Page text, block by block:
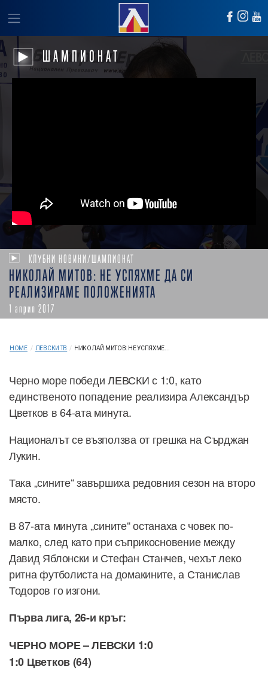
ШАМПИОНАТ
КЛУБНИ НОВИНИ/ШАМПИОНАТ
НИКОЛАЙ МИТОВ: НЕ УСПЯХМЕ ДА СИ
РЕАЛИЗИРАМЕ ПОЛОЖЕНИЯТА
1 април 2017
HOME / ЛЕВСКИ ТВ / НИКОЛАЙ МИТОВ: НЕ УСПЯХМЕ...
Черно море победи ЛЕВСКИ с 1:0, като
единственото попадение реализира Александър
Цветков в 64-ата минута.
Националът се възползва от грешка на Сърджан
Лукин.
Така „сините“ завършиха редовния сезон на второ
място.
В 87-ата минута „сините“ останаха с човек по-
малко, след като при съприкосновение между
Давид Яблонски и Стефан Станчев, чехът леко
ритна футболиста на домакините, а Станислав
Тодоров го изгони.
Първа лига, 26-и кръг:
ЧЕРНО МОРЕ – ЛЕВСКИ 1:0
1:0 Цветков (64)